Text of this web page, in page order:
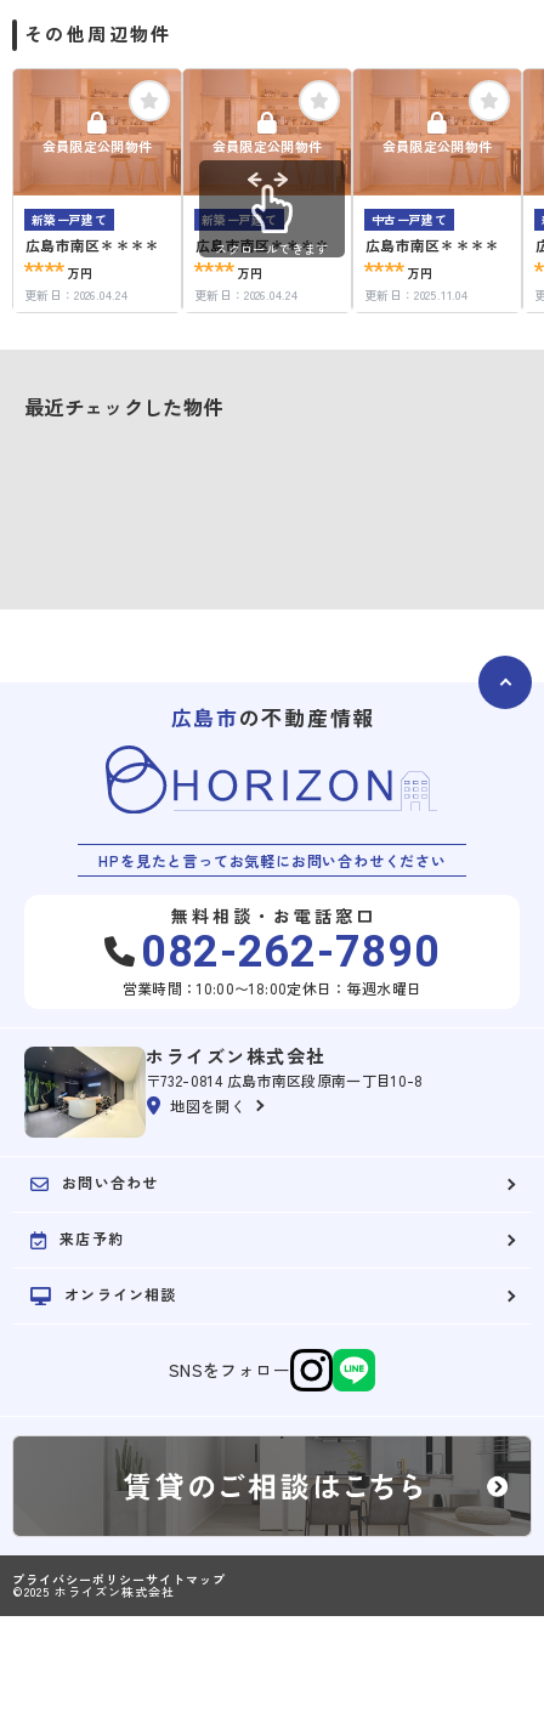
その他周辺物件
会員限定公開物件
新築一戸建て
広島市南区＊＊＊＊
**** 万円
更新日：2026.04.24
会員限定公開物件
新築一戸建て
広島市南区＊＊＊＊
**** 万円
更新日：2026.04.24
会員限定公開物件
中古一戸建て
広島市南区＊＊＊＊
**** 万円
更新日：2025.11.04
スクロールできます
最近チェックした物件
広島市の不動産情報
HPを見たと言ってお気軽にお問い合わせください
無料相談・お電話窓口
082-262-7890
営業時間：10:00〜18:00定休日：毎週水曜日
ホライズン株式会社
〒732-0814 広島市南区段原南一丁目10-8
地図を開く
お問い合わせ
来店予約
オンライン相談
SNSをフォロー
プライバシーポリシーサイトマップ
©2025 ホライズン株式会社